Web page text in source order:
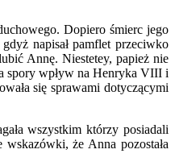
Dopiero śmierc jego
napisał pamflet przeciwko
Annę. Niestetey, papież nie
spory wpływ na Henryka VIII i
się sprawami dotyczącymi
wszystkim którzy posiadali
że Anna pozostała